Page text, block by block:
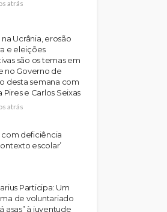
atrás
na Ucrânia, erosão
e eleições
são os temas em
no Governo de
desta semana com
Pires e Carlos Seixas
atrás
deficiência
escolar’
Participa: Um
de voluntariado
asas” à juventude